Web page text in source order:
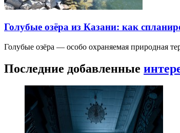
Голубые озёра из Казани: как
Голубые озёра — особо охраняемая природная
Последние добавленные